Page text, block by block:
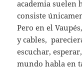
academia suelen
consiste
Pero en el
y cables,
escuchar,
mundo habla en